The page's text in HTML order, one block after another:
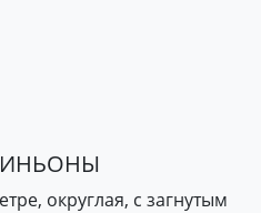
округлая, с загнутым